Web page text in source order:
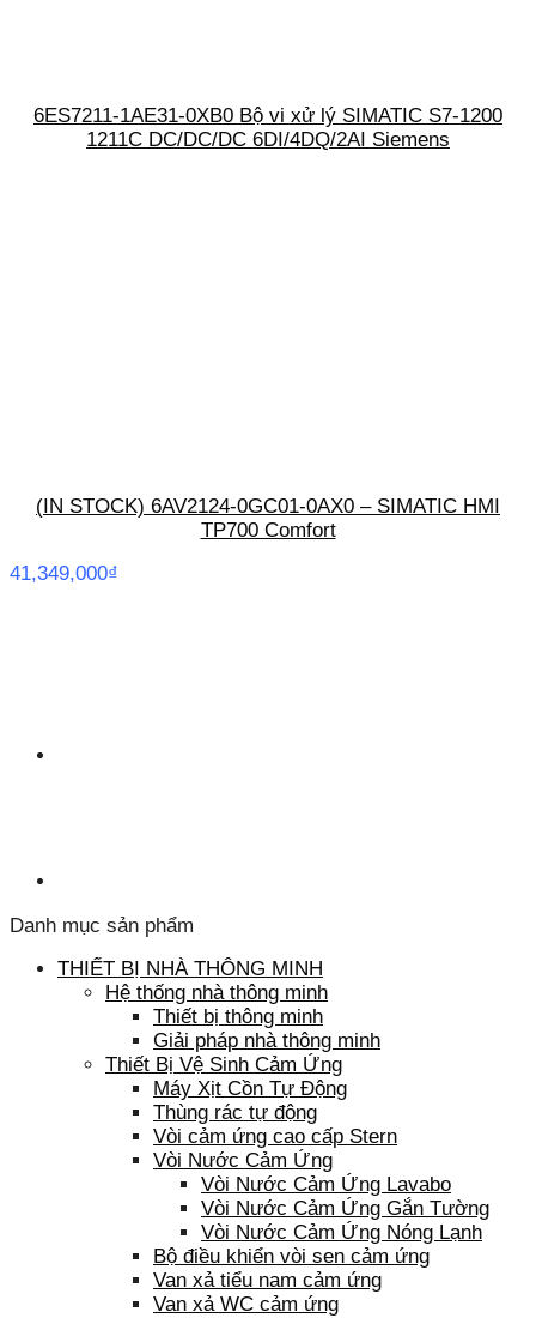
6ES7211-1AE31-0XB0 Bộ vi xử lý SIMATIC S7-1200
1211C DC/DC/DC 6DI/4DQ/2AI Siemens
(IN STOCK) 6AV2124-0GC01-0AX0 – SIMATIC HMI
TP700 Comfort
41,349,000₫
Danh mục sản phẩm
THIẾT BỊ NHÀ THÔNG MINH
Hệ thống nhà thông minh
Thiết bị thông minh
Giải pháp nhà thông minh
Thiết Bị Vệ Sinh Cảm Ứng
Máy Xịt Cồn Tự Động
Thùng rác tự động
Vòi cảm ứng cao cấp Stern
Vòi Nước Cảm Ứng
Vòi Nước Cảm Ứng Lavabo
Vòi Nước Cảm Ứng Gắn Tường
Vòi Nước Cảm Ứng Nóng Lạnh
Bộ điều khiển vòi sen cảm ứng
Van xả tiểu nam cảm ứng
Van xả WC cảm ứng